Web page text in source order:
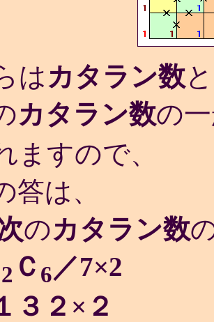
は カタラン数
カタラン数の
ますので、
答は、
のカタラン数
Ｃ 6／7×2
３２×２